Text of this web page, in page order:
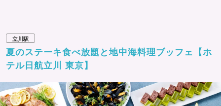
立川駅
夏のステーキ食べ放題と地中海料理ブッフェ【ホ
テル日航立川 東京】